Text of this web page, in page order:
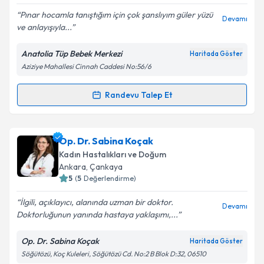
Kişisel verilerimin işlenmesine ilişkin
Aydınlatma
Metni'ni okudum ve kişisel verilerimin belirtilen
kapsamda işlenmesini kabul ediyorum.
Pınar hocamla tanıştığım için çok şanslıyım güler yüzü
ve anlayışıyla...
Devamı
Anatolia Tüp Bebek Merkezi Haritada Göster
Aziziye Mahallesi Cinnah Caddesi No:56/6
Randevu Talep Et
Randevu Takvimi Talebi
Op. Dr. Pınar Kemikiçin randevu takvimi talebi
oluşturun. Size bu uzmandan randevu almanız için bir
takvim hazırlandığında e-posta ile bilgilendireceğiz.
Kişisel verilerimin işlenmesine ilişkin
Aydınlatma
Metni'ni okudum ve kişisel verilerimin belirtilen
Op. Dr. Sabina Koçak
Kadın Hastalıkları ve Doğum
Ankara, Çankaya
5 (5 Değerlendirme)
İlgili, açıklayıcı, alanında uzman bir doktor.
Doktorluğunun yanında hastaya yaklaşımı,...
Devamı
Op. Dr. Sabina Koçak Haritada Göster
Söğütözü, Koç Kuleleri, Söğütözü Cd. No:2 B Blok D:32, 06510